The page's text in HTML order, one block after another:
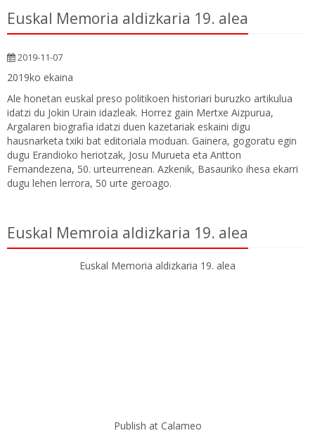
Euskal Memoria aldizkaria 19. alea
2019-11-07
2019ko ekaina
Ale honetan euskal preso politikoen historiari buruzko artikulua
idatzi du Jokin Urain idazleak. Horrez gain Mertxe Aizpurua,
Argalaren biografia idatzi duen kazetariak eskaini digu
hausnarketa txiki bat editoriala moduan. Gainera, gogoratu egin
dugu Erandioko heriotzak, Josu Murueta eta Antton
Fernandezena, 50. urteurrenean. Azkenik, Basauriko ihesa ekarri
dugu lehen lerrora, 50 urte geroago.
Euskal Memroia aldizkaria 19. alea
Euskal Memoria aldizkaria 19. alea
Publish at Calameo